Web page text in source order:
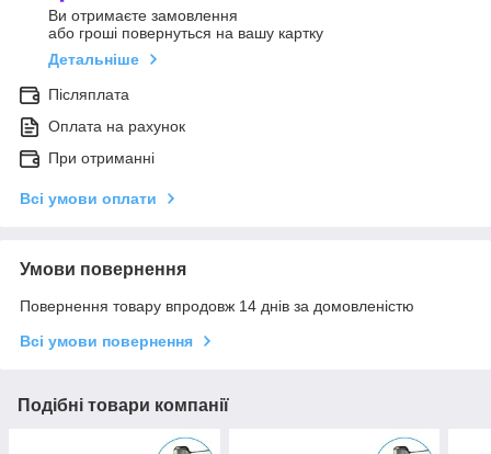
Ви отримаєте замовлення
або гроші повернуться на вашу картку
Детальніше
Післяплата
Оплата на рахунок
При отриманні
Всі умови оплати
Умови повернення
Повернення товару впродовж 14 днів за домовленістю
Всі умови повернення
Подібні товари компанії